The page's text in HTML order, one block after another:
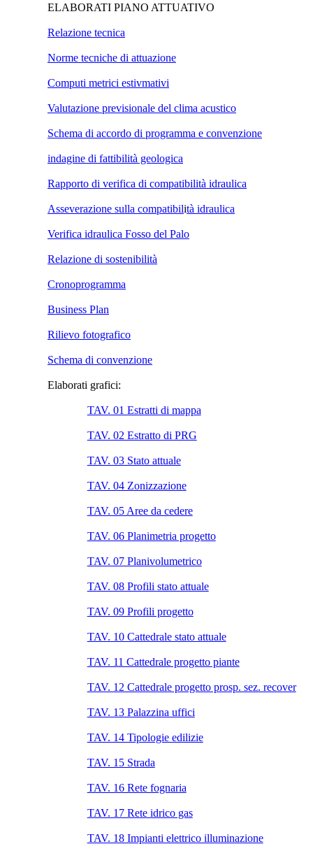
ELABORATI PIANO ATTUATIVO
Relazione tecnica
Norme tecniche di attuazione
Computi metrici estivmativi
Valutazione previsionale del clima acustico
Schema di accordo di programma e convenzione
indagine di fattibilità geologica
Rapporto di verifica di compatibilità idraulica
Asseverazione sulla compatibilità idraulica
Verifica idraulica Fosso del Palo
Relazione di sostenibilità
Cronoprogramma
Business Plan
Rilievo fotografico
Schema di convenzione
Elaborati grafici:
TAV. 01 Estratti di mappa
TAV. 02 Estratto di PRG
TAV. 03 Stato attuale
TAV. 04 Zonizzazione
TAV. 05 Aree da cedere
TAV. 06 Planimetria progetto
TAV. 07 Planivolumetrico
TAV. 08 Profili stato attuale
TAV. 09 Profili progetto
TAV. 10 Cattedrale stato attuale
TAV. 11 Cattedrale progetto piante
TAV. 12 Cattedrale progetto prosp. sez. recover
TAV. 13 Palazzina uffici
TAV. 14 Tipologie edilizie
TAV. 15 Strada
TAV. 16 Rete fognaria
TAV. 17 Rete idrico gas
TAV. 18 Impianti elettrico illuminazione